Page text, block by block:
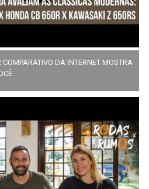
DA INTERNET MOSTRA